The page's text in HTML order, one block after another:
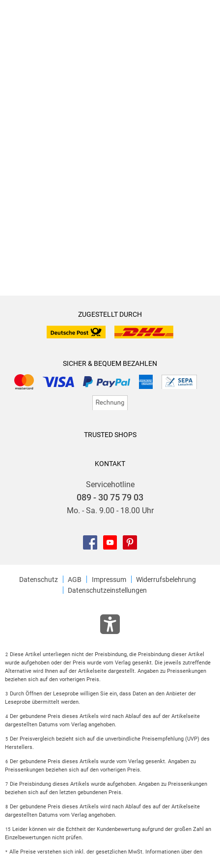
ZUGESTELLT DURCH
SICHER & BEQUEM BEZAHLEN
TRUSTED SHOPS
KONTAKT
Servicehotline
089 - 30 75 79 03
Mo. - Sa. 9.00 - 18.00 Uhr
Datenschutz AGB Impressum
Widerrufsbelehrung
Datenschutzeinstellungen
2 Diese Artikel unterliegen nicht der Preisbindung, die Preisbindung dieser Artikel
wurde aufgehoben oder der Preis wurde vom Verlag gesenkt. Die jeweils zutreffende
Alternative wird Ihnen auf der Artikelseite dargestellt. Angaben zu Preissenkungen
beziehen sich auf den vorherigen Preis.
3 Durch Öffnen der Leseprobe willigen Sie ein, dass Daten an den Anbieter der
Leseprobe übermittelt werden.
4 Der gebundene Preis dieses Artikels wird nach Ablauf des auf der Artikelseite
dargestellten Datums vom Verlag angehoben.
5 Der Preisvergleich bezieht sich auf die unverbindliche Preisempfehlung (UVP) des
Herstellers.
6 Der gebundene Preis dieses Artikels wurde vom Verlag gesenkt. Angaben zu
Preissenkungen beziehen sich auf den vorherigen Preis.
7 Die Preisbindung dieses Artikels wurde aufgehoben. Angaben zu Preissenkungen
beziehen sich auf den letzten gebundenen Preis.
8 Der gebundene Preis dieses Artikels wird nach Ablauf des auf der Artikelseite
dargestellten Datums vom Verlag angehoben.
15 Leider können wir die Echtheit der Kundenbewertung aufgrund der großen Zahl an
Einzelbewertungen nicht prüfen.
* Alle Preise verstehen sich inkl. der gesetzlichen MwSt. Informationen über den